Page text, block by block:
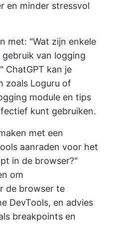
en minder stressvol
met: "Wat zijn enkele
van logging
ChatGPT kan je
zoals Loguru of
module en tips
kunt gebruiken.
met een
aanraden voor het
in de browser?"
om
de browser te
DevTools, en advies
breakpoints en